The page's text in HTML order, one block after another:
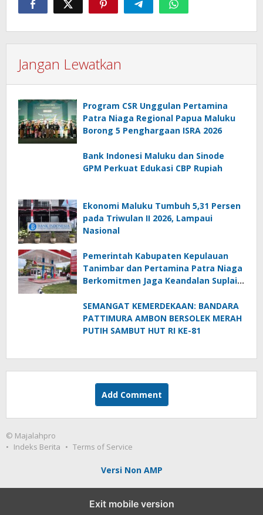
Jangan Lewatkan
Program CSR Unggulan Pertamina
Patra Niaga Regional Papua Maluku
Borong 5 Penghargaan ISRA 2026
Bank Indonesi Maluku dan Sinode
GPM Perkuat Edukasi CBP Rupiah
Ekonomi Maluku Tumbuh 5,31 Persen
pada Triwulan II 2026, Lampaui
Nasional
Pemerintah Kabupaten Kepulauan
Tanimbar dan Pertamina Patra Niaga
Berkomitmen Jaga Keandalan Suplai
SEMANGAT KEMERDEKAAN: BANDARA
PATTIMURA AMBON BERSOLEK MERAH
PUTIH SAMBUT HUT RI KE-81
Add Comment
© Majalahpro
Indeks Berita
Terms of Service
Versi Non AMP
Exit mobile version